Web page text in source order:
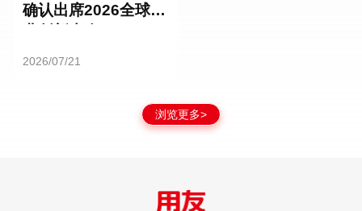
确认出席2026全球商
2026/07/21
浏览更多>